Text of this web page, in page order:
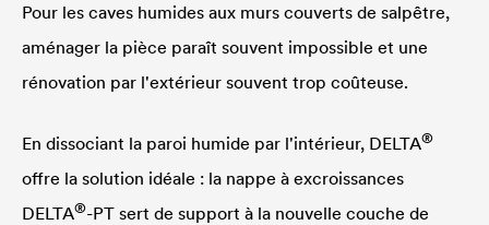
Pour les caves humides aux murs couverts de salpêtre,
aménager la pièce paraît souvent impossible et une
rénovation par l'extérieur souvent trop coûteuse.
En dissociant la paroi humide par l'intérieur, DELTA®
offre la solution idéale : la nappe à excroissances
DELTA®-PT sert de support à la nouvelle couche de